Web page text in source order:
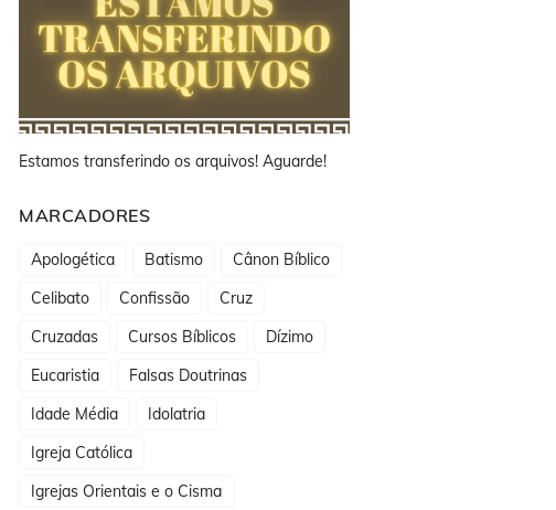
Estamos transferindo os arquivos! Aguarde!
MARCADORES
Apologética Batismo
Cânon Bíblico
Celibato
Confissão
Cruz
Cruzadas
Cursos Bíblicos
Dízimo
Eucaristia
Falsas Doutrinas
Idade Média
Idolatria
Igreja Católica
Igrejas Orientais e o Cisma